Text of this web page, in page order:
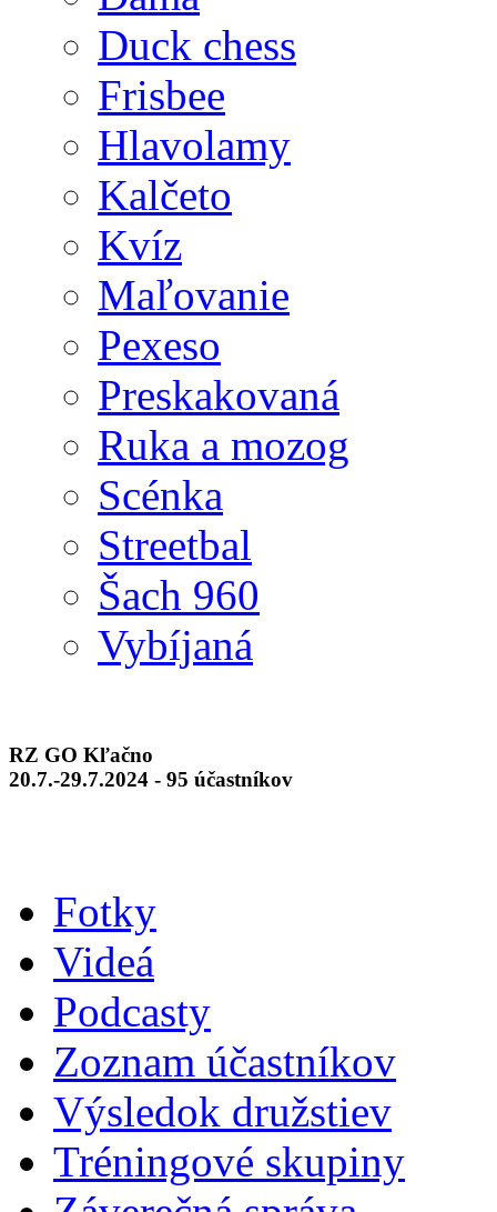
Duck chess
Frisbee
Hlavolamy
Kalčeto
Kvíz
Maľovanie
Pexeso
Preskakovaná
Ruka a mozog
Scénka
Streetbal
Šach 960
Vybíjaná
RZ GO Kľačno
20.7.-29.7.2024 - 95 účastníkov
Fotky
Videá
Podcasty
Zoznam účastníkov
Výsledok družstiev
Tréningové skupiny